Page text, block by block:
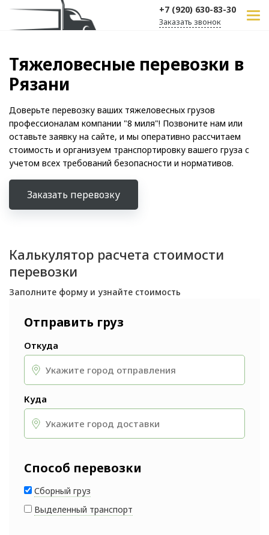
+7 (920) 630-83-30
Заказать звонок
Тяжеловесные перевозки в
Рязани
Доверьте перевозку ваших тяжеловесных грузов
профессионалам компании "8 миля"! Позвоните нам или
оставьте заявку на сайте, и мы оперативно рассчитаем
стоимость и организуем транспортировку вашего груза с
учетом всех требований безопасности и нормативов.
Заказать перевозку
Калькулятор расчета стоимости
перевозки
Заполните форму и узнайте стоимость
Отправить груз
Откуда
Куда
Способ перевозки
Сборный груз
Выделенный транспорт